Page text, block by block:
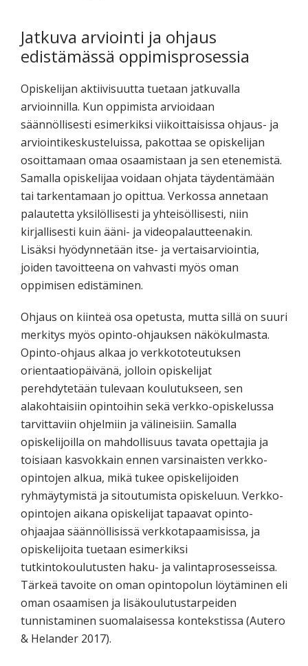
Jatkuva arviointi ja ohjaus
edistämässä oppimisprosessia
Opiskelijan aktiivisuutta tuetaan jatkuvalla
arvioinnilla. Kun oppimista arvioidaan
säännöllisesti esimerkiksi viikoittaisissa ohjaus- ja
arviointikeskusteluissa, pakottaa se opiskelijan
osoittamaan omaa osaamistaan ja sen etenemistä.
Samalla opiskelijaa voidaan ohjata täydentämään
tai tarkentamaan jo opittua. Verkossa annetaan
palautetta yksilöllisesti ja yhteisöllisesti, niin
kirjallisesti kuin ääni- ja videopalautteenakin.
Lisäksi hyödynnetään itse- ja vertaisarviointia,
joiden tavoitteena on vahvasti myös oman
oppimisen edistäminen.
Ohjaus on kiinteä osa opetusta, mutta sillä on suuri
merkitys myös opinto-ohjauksen näkökulmasta.
Opinto-ohjaus alkaa jo verkkototeutuksen
orientaatiopäivänä, jolloin opiskelijat
perehdytetään tulevaan koulutukseen, sen
alakohtaisiin opintoihin sekä verkko-opiskelussa
tarvittaviin ohjelmiin ja välineisiin. Samalla
opiskelijoilla on mahdollisuus tavata opettajia ja
toisiaan kasvokkain ennen varsinaisten verkko-
opintojen alkua, mikä tukee opiskelijoiden
ryhmäytymistä ja sitoutumista opiskeluun. Verkko-
opintojen aikana opiskelijat tapaavat opinto-
ohjaajaa säännöllisissä verkkotapaamisissa, ja
opiskelijoita tuetaan esimerkiksi
tutkintokoulutusten haku- ja valintaprosesseissa.
Tärkeä tavoite on oman opintopolun löytäminen eli
oman osaamisen ja lisäkoulutustarpeiden
tunnistaminen suomalaisessa kontekstissa (Autero
& Helander 2017).